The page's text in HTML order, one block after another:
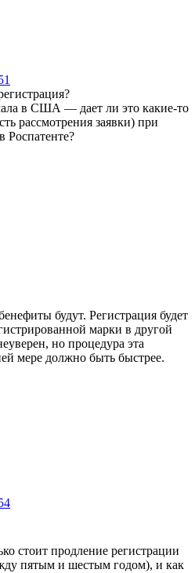
в США — дает ли это какие-то
рассмотрения заявки) при
Роспатенте?
будут. Регистрация будет
марки в другой
но процедура эта
мере должно быть быстрее.
стоит продление регистрации
пятым и шестым годом), и как